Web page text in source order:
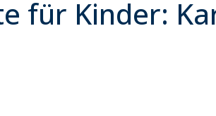
für Kinder: